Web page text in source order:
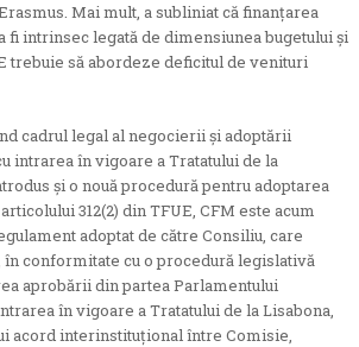
Mai mult, a subliniat că finanțarea
intrinsec legată de dimensiunea bugetului și
trebuie să abordeze deficitul de venituri
cadrul legal al negocierii și adoptării
intrarea în vigoare a Tratatului de la
și o nouă procedură pentru adoptarea
312(2) din TFUE, CFM este acum
adoptat de către Consiliu, care
conformitate cu o procedură legislativă
aprobării din partea Parlamentului
în vigoare a Tratatului de la Lisabona,
acord interinstituțional între Comisie,